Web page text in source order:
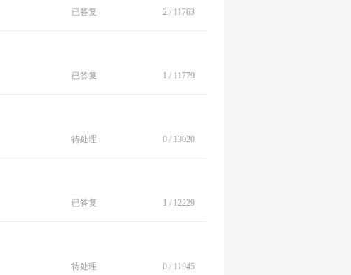
已答复 2 / 11763
已答复 1 / 11779
待处理 0 / 13020
已答复 1 / 12229
待处理 0 / 11945